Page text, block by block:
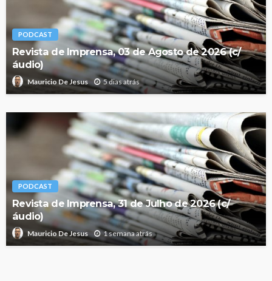
PODCAST
Revista de Imprensa, 03 de Agosto de 2026 (c/
áudio)
Mauricio De Jesus 5 dias atrás
PODCAST
Revista de Imprensa, 31 de Julho de 2026 (c/
áudio)
Mauricio De Jesus 1 semana atrás